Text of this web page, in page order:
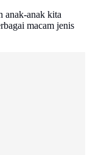
anak-anak kita
macam jenis